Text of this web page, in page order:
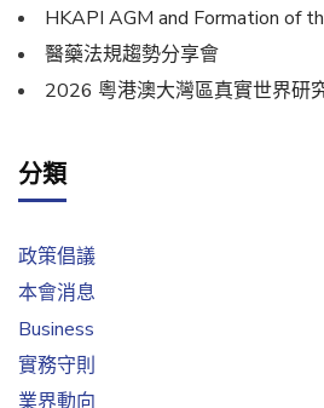
HKAPI AGM and Formation of
醫藥法規趨勢分享會
2026 粵港澳大灣區真實世界研
分類
政策倡議
本會消息
Business
實務守則
業界動向